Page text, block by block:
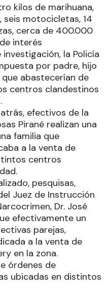
kilos de marihuana,
motocicletas, 14
cerca de 400.000
interés
la Policía
por padre, hijo
abastecerían de
centros clandestinos
efectivos de la
Pirané realizan una
familia que
a la venta de
centros
pesquisas,
Juez de Instrucción
Dr. José
efectivamente un
parejas,
a la venta de
en la zona.
órdenes de
ubicadas en distintos